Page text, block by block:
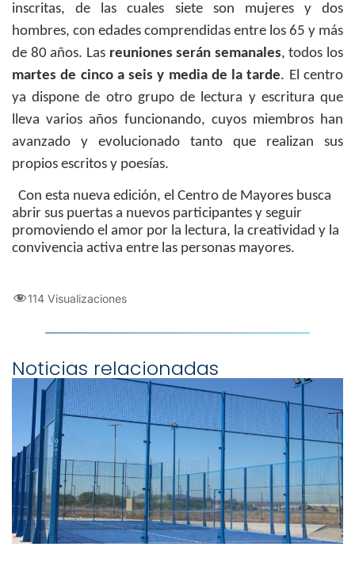
inscritas, de las cuales siete son mujeres y dos
hombres, con edades comprendidas entre los 65 y más
de 80 años. Las reuniones serán semanales, todos los
martes de cinco a seis y media de la tarde. El centro
ya dispone de otro grupo de lectura y escritura que
lleva varios años funcionando, cuyos miembros han
avanzado y evolucionado tanto que realizan sus
propios escritos y poesías.
Con esta nueva edición, el Centro de Mayores busca
abrir sus puertas a nuevos participantes y seguir
promoviendo el amor por la lectura, la creatividad y la
convivencia activa entre las personas mayores.
114 Visualizaciones
Noticias relacionadas